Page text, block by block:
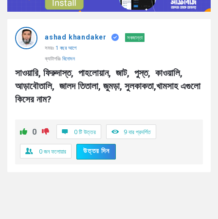
AddaBuzz.net
Latest
ashad khandaker
সবজান্তা
সময়ঃ 1 বছর আগে
ক্যাটাগরিঃ বিনোদন
সাওয়ারি, ফিরুদাস্ত,  পাহলোয়ান,  জাট,  পুস্ত,  কাওয়ালি,
আড়াবৌতালি,  জালদ তিতালা, জুমড়া, সুলকাকতা,খামসাহ এগুলো
কিসের নাম?
0 0 টি উত্তর 9বার প্রদর্শিত
0জন ফলোয়ার উত্তর দিন